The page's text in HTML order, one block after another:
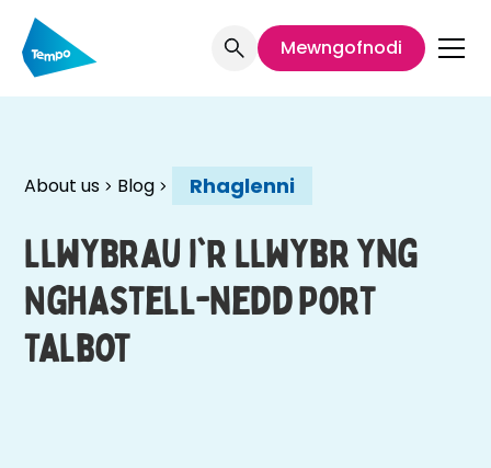
Mewngofnodi
About us Blog Rhaglenni
Llwybrau i'r Llwybr yng
Nghastell-nedd Port
Talbot